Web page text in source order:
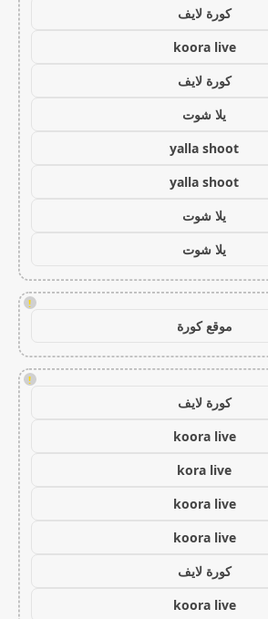
كورة لايف
koora live
كورة لايف
يلا شوت
yalla shoot
yalla shoot
يلا شوت
يلا شوت
!
موقع كورة
!
كورة لايف
koora live
kora live
koora live
koora live
كورة لايف
koora live